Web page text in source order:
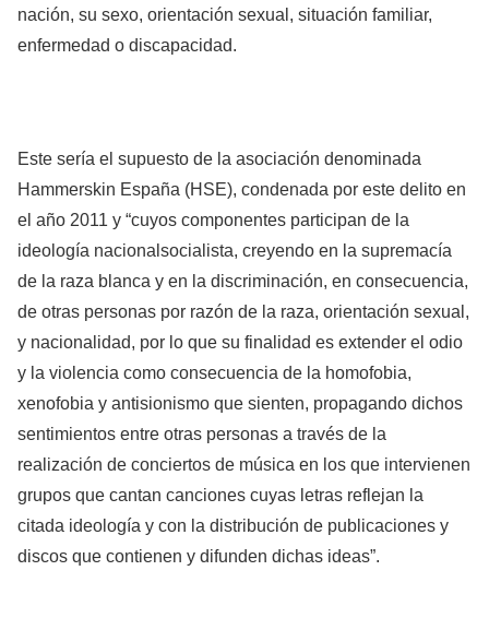
nación, su sexo, orientación sexual, situación familiar,
enfermedad o discapacidad.
Este sería el supuesto de la asociación denominada
Hammerskin España (HSE), condenada por este delito en
el año 2011 y “cuyos componentes participan de la
ideología nacionalsocialista, creyendo en la supremacía
de la raza blanca y en la discriminación, en consecuencia,
de otras personas por razón de la raza, orientación sexual,
y nacionalidad, por lo que su finalidad es extender el odio
y la violencia como consecuencia de la homofobia,
xenofobia y antisionismo que sienten, propagando dichos
sentimientos entre otras personas a través de la
realización de conciertos de música en los que intervienen
grupos que cantan canciones cuyas letras reflejan la
citada ideología y con la distribución de publicaciones y
discos que contienen y difunden dichas ideas”.